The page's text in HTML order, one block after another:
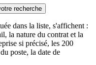
recherche
dans la liste, s'affichent :
la nature du contrat et la
si précisé, les 200
poste, la date de